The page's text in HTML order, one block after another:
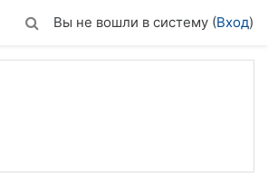
Вы не вошли в систему (Вход)